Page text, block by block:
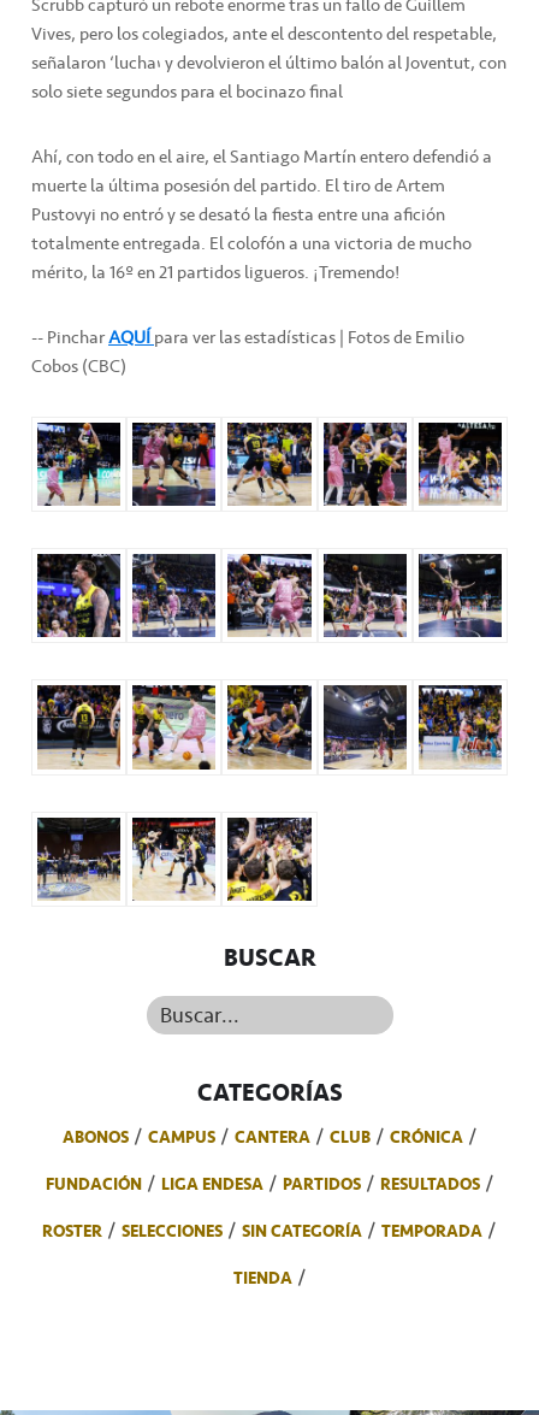
Vives, pero los colegiados, ante el descontento del respetable,
señalaron ‘lucha’ y devolvieron el último balón al Joventut, con
solo siete segundos para el bocinazo final
Ahí, con todo en el aire, el Santiago Martín entero defendió a
muerte la última posesión del partido. El tiro de Artem
Pustovyi no entró y se desató la fiesta entre una afición
totalmente entregada. El colofón a una victoria de mucho
mérito, la 16º en 21 partidos ligueros. ¡Tremendo!
-- PincharAQUÍpara ver las estadísticas | Fotos de Emilio
Cobos (CBC)
BUSCAR
Buscar...
CATEGORÍAS
ABONOS CAMPUS CANTERA CLUB
CRÓNICA
FUNDACIÓN
LIGA ENDESA PARTIDOS
RESULTADOS
ROSTER
SELECCIONES SIN CATEGORÍA
TEMPORADA
TIENDA